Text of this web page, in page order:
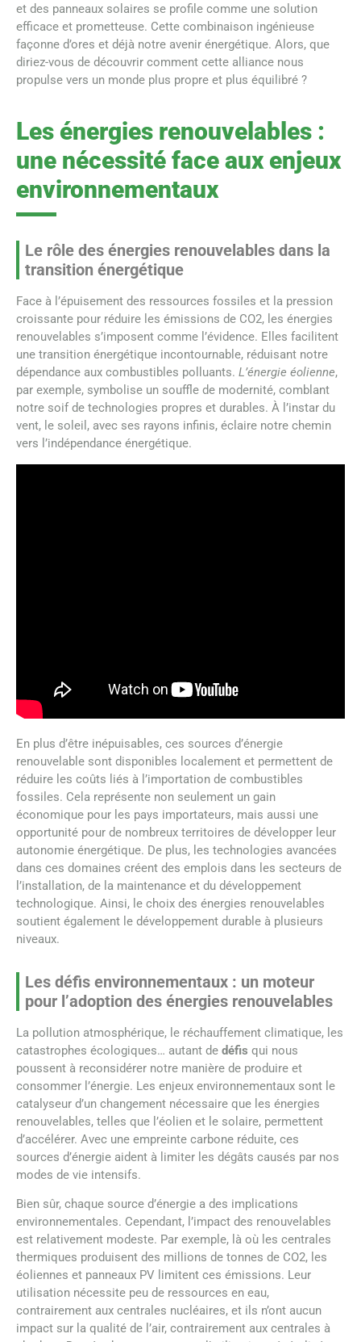
et des panneaux solaires se profile comme une solution
efficace et prometteuse. Cette combinaison ingénieuse
façonne d’ores et déjà notre avenir énergétique. Alors, que
diriez-vous de découvrir comment cette alliance nous
propulse vers un monde plus propre et plus équilibré ?
Les énergies renouvelables :
une nécessité face aux enjeux
environnementaux
Le rôle des énergies renouvelables dans la
transition énergétique
Face à l’épuisement des ressources fossiles et la pression
croissante pour réduire les émissions de CO2, les énergies
renouvelables s’imposent comme l’évidence. Elles facilitent
une transition énergétique incontournable, réduisant notre
dépendance aux combustibles polluants. L’énergie éolienne,
par exemple, symbolise un souffle de modernité, comblant
notre soif de technologies propres et durables. À l’instar du
vent, le soleil, avec ses rayons infinis, éclaire notre chemin
vers l’indépendance énergétique.
En plus d’être inépuisables, ces sources d’énergie
renouvelable sont disponibles localement et permettent de
réduire les coûts liés à l’importation de combustibles
fossiles. Cela représente non seulement un gain
économique pour les pays importateurs, mais aussi une
opportunité pour de nombreux territoires de développer leur
autonomie énergétique. De plus, les technologies avancées
dans ces domaines créent des emplois dans les secteurs de
l’installation, de la maintenance et du développement
technologique. Ainsi, le choix des énergies renouvelables
soutient également le développement durable à plusieurs
niveaux.
Les défis environnementaux : un moteur
pour l’adoption des énergies renouvelables
La pollution atmosphérique, le réchauffement climatique, les
catastrophes écologiques… autant de défis qui nous
poussent à reconsidérer notre manière de produire et
consommer l’énergie. Les enjeux environnementaux sont le
catalyseur d’un changement nécessaire que les énergies
renouvelables, telles que l’éolien et le solaire, permettent
d’accélérer. Avec une empreinte carbone réduite, ces
sources d’énergie aident à limiter les dégâts causés par nos
modes de vie intensifs.
Bien sûr, chaque source d’énergie a des implications
environnementales. Cependant, l’impact des renouvelables
est relativement modeste. Par exemple, là où les centrales
thermiques produisent des millions de tonnes de CO2, les
éoliennes et panneaux PV limitent ces émissions. Leur
utilisation nécessite peu de ressources en eau,
contrairement aux centrales nucléaires, et ils n’ont aucun
impact sur la qualité de l’air, contrairement aux centrales à